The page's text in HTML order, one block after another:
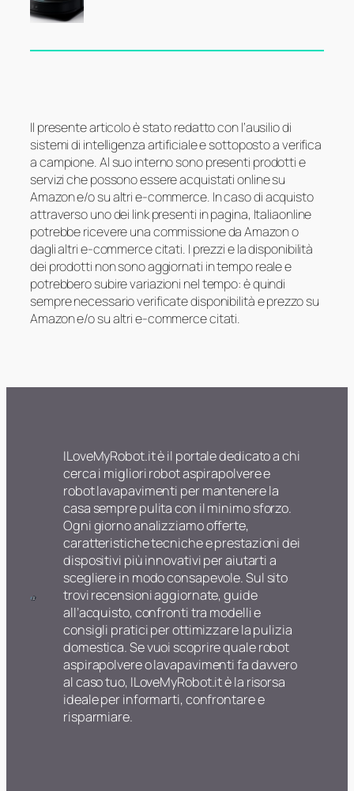
Il presente articolo è stato redatto con l’ausilio di
sistemi di intelligenza artificiale e sottoposto a verifica
a campione. Al suo interno sono presenti prodotti e
servizi che possono essere acquistati online su
Amazon e/o su altri e-commerce. In caso di acquisto
attraverso uno dei link presenti in pagina, Italiaonline
potrebbe ricevere una commissione da Amazon o
dagli altri e-commerce citati. I prezzi e la disponibilità
dei prodotti non sono aggiornati in tempo reale e
potrebbero subire variazioni nel tempo: è quindi
sempre necessario verificate disponibilità e prezzo su
Amazon e/o su altri e-commerce citati.
ILoveMyRobot.it è il portale dedicato a chi
cerca i migliori robot aspirapolvere e
robot lavapavimenti per mantenere la
casa sempre pulita con il minimo sforzo.
Ogni giorno analizziamo offerte,
caratteristiche tecniche e prestazioni dei
dispositivi più innovativi per aiutarti a
scegliere in modo consapevole. Sul sito
trovi recensioni aggiornate, guide
all’acquisto, confronti tra modelli e
consigli pratici per ottimizzare la pulizia
domestica. Se vuoi scoprire quale robot
aspirapolvere o lavapavimenti fa davvero
al caso tuo, ILoveMyRobot.it è la risorsa
ideale per informarti, confrontare e
risparmiare.